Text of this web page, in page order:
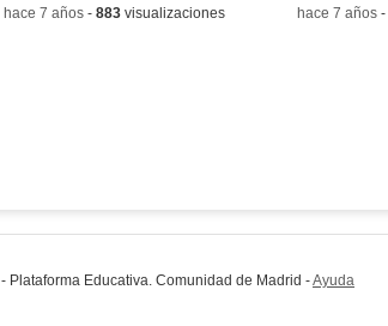
-hace 7 años- 883visualizaciones -hace 7 años-
- Plataforma Educativa. Comunidad de Madrid -Ayuda